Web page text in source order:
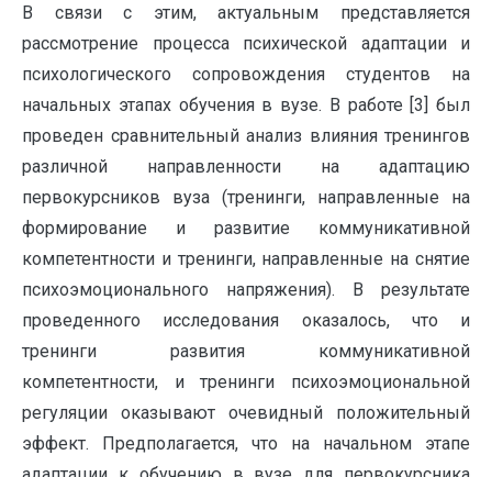
В связи с этим, актуальным представляется
рассмотрение процесса психической адаптации и
психологического сопровождения студентов на
начальных этапах обучения в вузе. В работе [3] был
проведен сравнительный анализ влияния тренингов
различной направленности на адаптацию
первокурсников вуза (тренинги, направленные на
формирование и развитие коммуникативной
компетентности и тренинги, направленные на снятие
психоэмоционального напряжения). В результате
проведенного исследования оказалось, что и
тренинги развития коммуникативной
компетентности, и тренинги психоэмоциональной
регуляции оказывают очевидный положительный
эффект. Предполагается, что на начальном этапе